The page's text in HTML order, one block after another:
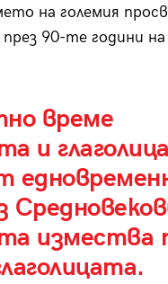
на големия
през 90-те години на
време
и
измества